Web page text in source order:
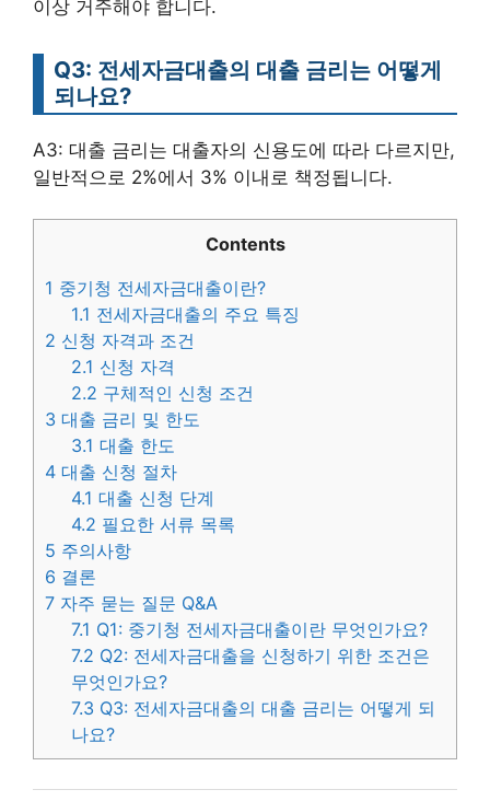
이상 거주해야 합니다.
Q3: 전세자금대출의 대출 금리는 어떻게
되나요?
A3: 대출 금리는 대출자의 신용도에 따라 다르지만,
일반적으로 2%에서 3% 이내로 책정됩니다.
Contents
1 중기청 전세자금대출이란?
1.1 전세자금대출의 주요 특징
2 신청 자격과 조건
2.1 신청 자격
2.2 구체적인 신청 조건
3 대출 금리 및 한도
3.1 대출 한도
4 대출 신청 절차
4.1 대출 신청 단계
4.2 필요한 서류 목록
5 주의사항
6 결론
7 자주 묻는 질문 Q&A
7.1 Q1: 중기청 전세자금대출이란 무엇인가요?
7.2 Q2: 전세자금대출을 신청하기 위한 조건은
무엇인가요?
7.3 Q3: 전세자금대출의 대출 금리는 어떻게 되
나요?